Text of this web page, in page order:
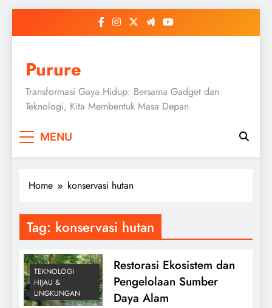
Purure
Transformasi Gaya Hidup: Bersama Gadget dan
Teknologi, Kita Membentuk Masa Depan
MENU
Home konservasi hutan
Tag: konservasi hutan
TEKNOLOGI
HIJAU &
LINGKUNGAN
Restorasi Ekosistem dan
Pengelolaan Sumber
Daya Alam